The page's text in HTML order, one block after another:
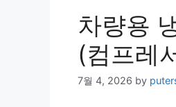
차량용
(컴프레
7월 4, 2026 by